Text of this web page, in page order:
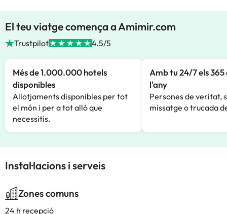
El teu viatge comença a Amimir.com
Trustpilot 4.5/5
Més de 1.000.000 hotels
disponibles
Allotjaments disponibles per tot
el món i per a tot allò que
necessitis.
Amb tu 24/7 els 365
l'any
Persones de veritat,
missatge o trucada
Instal·lacions i serveis
Zones comuns
24 h recepció